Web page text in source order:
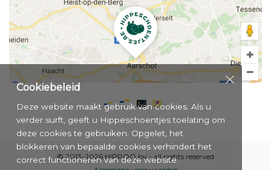
© 2013-2026 HIPPOO bv - all rights reserved
Cookiebeleid
Deze website maakt gebruik van cookies. Als u
verder surft, geeft u Hippeschoentjes toelating om
deze cookies te gebruiken. Opgelet, het
blokkeren van bepaalde cookies verhindert het
correct functioneren van deze website.